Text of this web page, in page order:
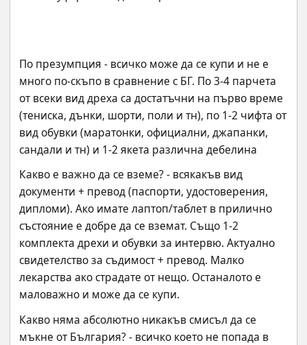
По презумпция - всичко може да се купи и не е
много по-скъпо в сравнение с БГ. По 3-4 парчета
от всеки вид дреха са достатъчни на първо време
(тениска, дънки, шорти, поли и тн), по 1-2 чифта от
вид обувки (маратонки, официални, джапанки,
сандали и тн) и 1-2 якета различна дебелина
Каквo e важно да се вземе? - всякакъв вид
документи + превод (паспорти, удостоверения,
дипломи). Ако имате лаптоп/таблет в прилично
състояние е добре да се вземат. Също 1-2
комплекта дрехи и обувки за интервю. Актуално
свидетелство за съдимост + превод. Малко
лекарства ако страдате от нещо. Останалото е
маловажно и може да се купи.
Какво няма абсолютно никакъв смисъл да се
мъкне от България? - всичко което не попада в